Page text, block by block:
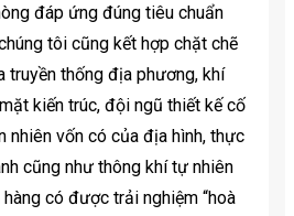
đáp ứng đúng tiêu chuẩn
tôi cũng kết hợp chặt chẽ
truyền thống địa phương, khí
kiến trúc, đội ngũ thiết kế cố
nhiên vốn có của địa hình, thực
cũng như thông khí tự nhiên
có được trải nghiệm “hoà